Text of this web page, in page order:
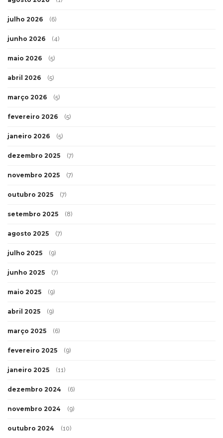
julho 2026 (6)
junho 2026 (4)
maio 2026 (5)
abril 2026 (5)
março 2026 (5)
fevereiro 2026 (5)
janeiro 2026 (5)
dezembro 2025 (7)
novembro 2025 (7)
outubro 2025 (7)
setembro 2025 (8)
agosto 2025 (7)
julho 2025 (9)
junho 2025 (7)
maio 2025 (9)
abril 2025 (9)
março 2025 (6)
fevereiro 2025 (9)
janeiro 2025 (11)
dezembro 2024 (6)
novembro 2024 (9)
outubro 2024 (10)